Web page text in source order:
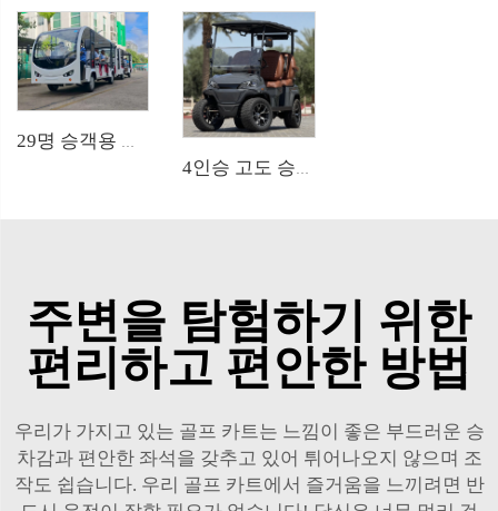
29명 승객용 무선로 트랙 테마파크 전기 셔틀 버스 열차 LS6148KY
주변을 탐험하기 위한
편리하고 편안한 방법
우리가 가지고 있는 골프 카트는 느낌이 좋은 부드러운 승
차감과 편안한 좌석을 갖추고 있어 튀어나오지 않으며 조
작도 쉽습니다. 우리 골프 카트에서 즐거움을 느끼려면 반